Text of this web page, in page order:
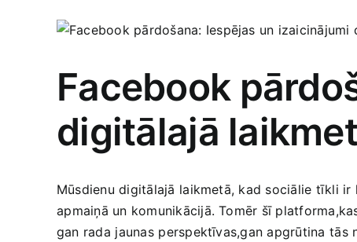
View
Image
Facebook
digitālajā
Mūsdienu digitālajā ⁣laikmetā, kad sociālie tīkli
⁤apmaiņā un‌ komunikācijā. Tomēr‌ šī
gan rada⁢ jaunas⁤ perspektīvas,gan apgrūtina⁤ tās